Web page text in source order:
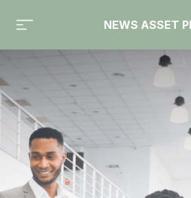
NEWS ASSET
Toute l'actualité sur le tag "PERin"